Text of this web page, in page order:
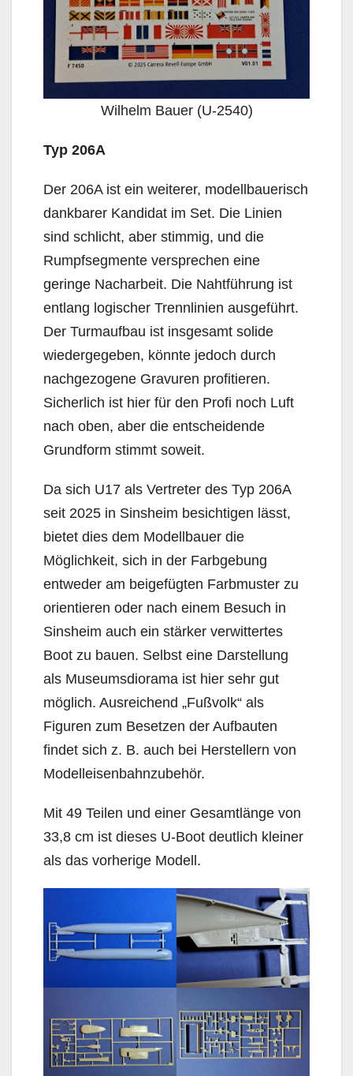
Wilhelm Bauer (U-2540)
Typ 206A
Der 206A ist ein weiterer, modellbauerisch
dankbarer Kandidat im Set. Die Linien
sind schlicht, aber stimmig, und die
Rumpfsegmente versprechen eine
geringe Nacharbeit. Die Nahtführung ist
entlang logischer Trennlinien ausgeführt.
Der Turmaufbau ist insgesamt solide
wiedergegeben, könnte jedoch durch
nachgezogene Gravuren profitieren.
Sicherlich ist hier für den Profi noch Luft
nach oben, aber die entscheidende
Grundform stimmt soweit.
Da sich U17 als Vertreter des Typ 206A
seit 2025 in Sinsheim besichtigen lässt,
bietet dies dem Modellbauer die
Möglichkeit, sich in der Farbgebung
entweder am beigefügten Farbmuster zu
orientieren oder nach einem Besuch in
Sinsheim auch ein stärker verwittertes
Boot zu bauen. Selbst eine Darstellung
als Museumsdiorama ist hier sehr gut
möglich. Ausreichend „Fußvolk“ als
Figuren zum Besetzen der Aufbauten
findet sich z. B. auch bei Herstellern von
Modelleisenbahnzubehör.
Mit 49 Teilen und einer Gesamtlänge von
33,8 cm ist dieses U-Boot deutlich kleiner
als das vorherige Modell.